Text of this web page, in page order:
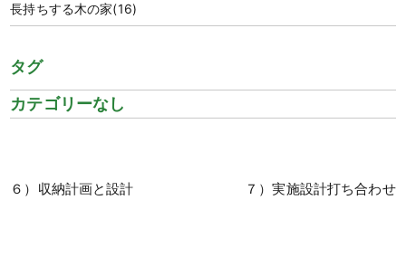
長持ちする木の家(16)
タグ
カテゴリーなし
６）収納計画と設計 ７）実施設計打ち合わせ